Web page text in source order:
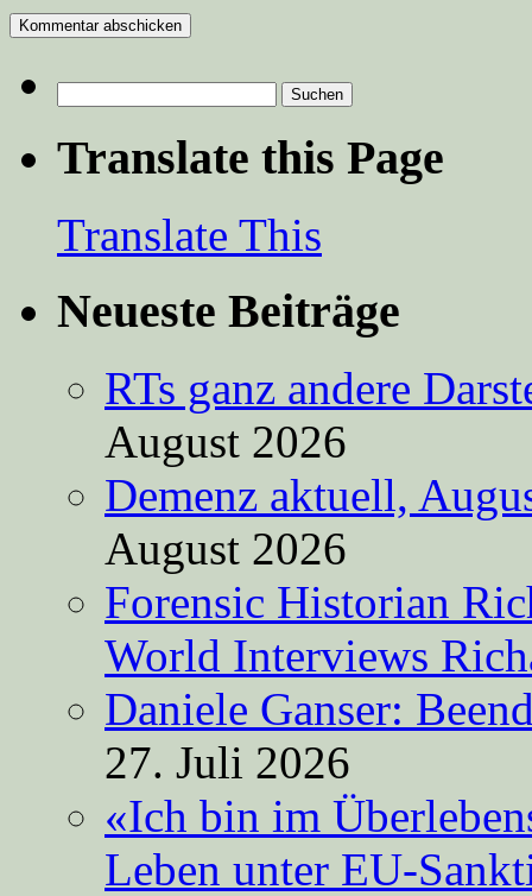
nach:
Translate this Page
Translate This
Neueste Beiträge
RTs ganz andere
August 2026
Demenz aktuell,
August 2026
Forensic Historian
World Interviews
Daniele Ganser:
27. Juli 2026
«Ich bin im
Leben unter EU-